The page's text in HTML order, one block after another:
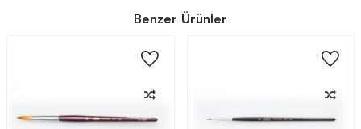
Benzer Ürünler